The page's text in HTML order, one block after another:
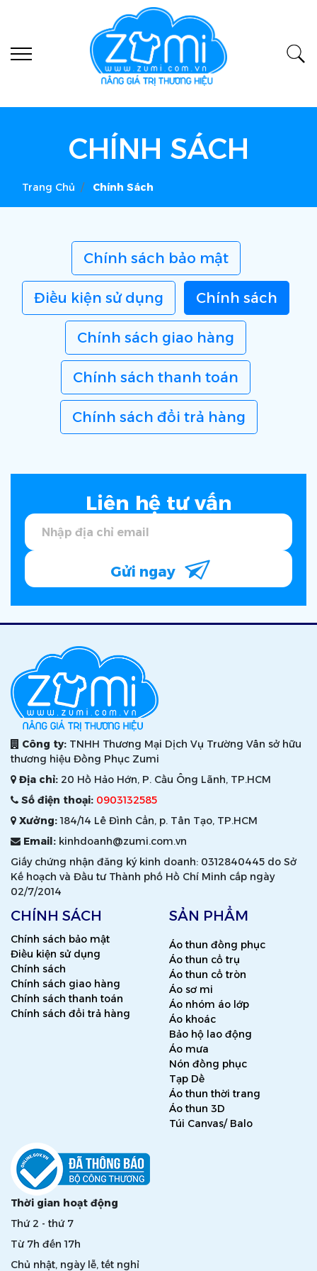
CHÍNH SÁCH
Trang Chủ Chính Sách
Chính sách bảo mật
Điều kiện sử dụng Chính sách
Chính sách giao hàng
Chính sách thanh toán
Chính sách đổi trả hàng
Liên hệ tư vấn
Gửi ngay
Công ty: TNHH Thương Mại Dịch Vụ Trường Vân sở hữu
thương hiệu Đồng Phục Zumi
Địa chỉ: 20 Hồ Hảo Hớn, P. Cầu Ông Lãnh, TP.HCM
Số điện thoại: 0903132585
Xưởng:184/14 Lê Đình Cẩn, p. Tân Tạo, TP.HCM
Email: kinhdoanh@zumi.com.vn
Giấy chứng nhận đăng ký kinh doanh: 0312840445 do Sở
Kế hoạch và Đầu tư Thành phố Hồ Chí Minh cấp ngày
02/7/2014
CHÍNH SÁCH
Chính sách bảo mật
Điều kiện sử dụng
Chính sách
Chính sách giao hàng
Chính sách thanh toán
Chính sách đổi trả hàng
SẢN PHẨM
Áo thun đồng phục
Áo thun cổ trụ
Áo thun cổ tròn
Áo sơ mi
Áo nhóm áo lớp
Áo khoác
Bảo hộ lao động
Áo mưa
Nón đồng phục
Tạp Dề
Áo thun thời trang
Áo thun 3D
Túi Canvas/ Balo
Thời gian hoạt động
Thứ 2 - thứ 7
Từ 7h đến 17h
Chủ nhật, ngày lễ, tết nghỉ